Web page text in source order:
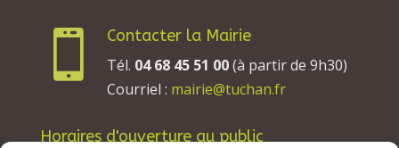

Contacter la Mairie
Tél. 04 68 45 51 00(à partir de 9h30)
Courriel : mairie@tuchan.fr
Horaires d'ouverture au public